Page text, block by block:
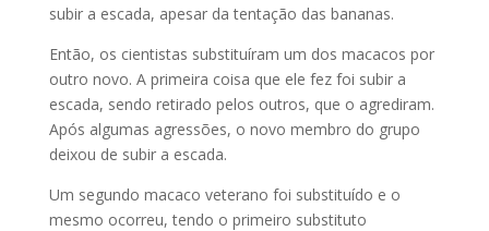
subir a escada, apesar da tentação das bananas.
Então, os cientistas substituíram um dos macacos por
outro novo. A primeira coisa que ele fez foi subir a
escada, sendo retirado pelos outros, que o agrediram.
Após algumas agressões, o novo membro do grupo
deixou de subir a escada.
Um segundo macaco veterano foi substituído e o
mesmo ocorreu, tendo o primeiro substituto